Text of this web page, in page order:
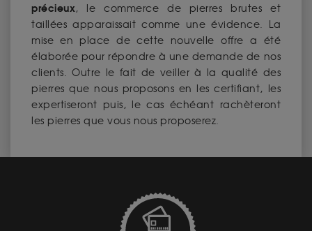
précieux, le commerce de pierres brutes et
taillées apparaissait comme une évidence. La
mise en place de cette nouvelle offre a été
élaborée pour répondre à une demande de nos
clients. Outre le fait de veiller à la qualité des
pierres que nous proposons en les certifiant, les
expertiseront puis, le cas échéant rachèteront
les pierres que vous nous proposerez.